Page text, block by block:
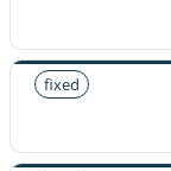
fixed